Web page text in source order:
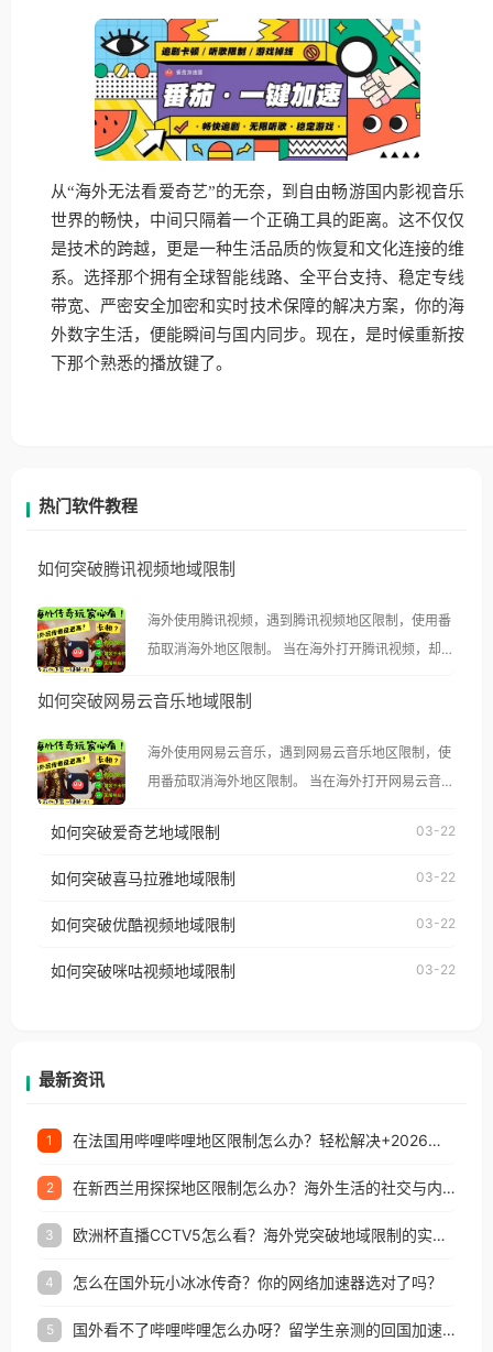
从“海外无法看爱奇艺”的无奈，到自由畅游国内影视音乐
世界的畅快，中间只隔着一个正确工具的距离。这不仅仅
是技术的跨越，更是一种生活品质的恢复和文化连接的维
系。选择那个拥有全球智能线路、全平台支持、稳定专线
带宽、严密安全加密和实时技术保障的解决方案，你的海
外数字生活，便能瞬间与国内同步。现在，是时候重新按
下那个熟悉的播放键了。
热门软件教程
如何突破腾讯视频地域限制
海外使用腾讯视频，遇到腾讯视频地区限制，使用番
茄取消海外地区限制。 当在海外打开腾讯视频，却突
示语。 海外用户如香港、澳门、台湾、美国、加拿
像其他音乐平台一样，出现地区及版权限制问题，且
仅能在中国大陆地区播放。 遇到这个问题的朋友们，
台湾、美国、加拿大、澳大利亚、欧洲等国家和地区
权限制所困扰。
如何突破网易云音乐地域限制
海外使用网易云音乐，遇到网易云音乐地区限制，使
用番茄取消海外地区限制。 当在海外打开网易云音
播放”的提示语。 海外用户如香港、澳门、台湾、美
制问题，且仅能在中国大陆地区播放。 遇到这个问题
户收听网易云音乐地区版权限制」的问题，无论人在
如何突破爱奇艺地域限制 03-22
如何突破喜马拉雅地域限制 03-22
如何突破优酷视频地域限制 03-22
如何突破咪咕视频地域限制 03-22
最新资讯
1 在法国用哔哩哔哩地区限制怎么办？轻松解决+2026世界杯看球攻略
2 在新西兰用探探地区限制怎么办？海外生活的社交与内容之困
3 欧洲杯直播CCTV5怎么看？海外党突破地域限制的实用指南
4 怎么在国外玩小冰冰传奇？你的网络加速器选对了吗？
5 国外看不了哔哩哔哩怎么办呀？留学生亲测的回国加速全攻略（含酷我音乐渤海银行解决方法）